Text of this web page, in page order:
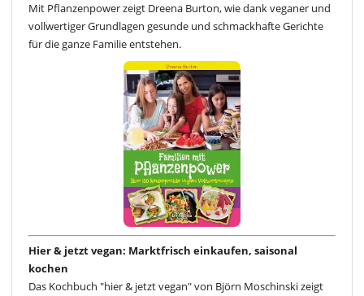
Mit Pflanzenpower zeigt Dreena Burton, wie dank veganer und
vollwertiger Grundlagen gesunde und schmackhafte Gerichte
für die ganze Familie entstehen.
Hier & jetzt vegan: Marktfrisch einkaufen, saisonal
kochen
Das Kochbuch "hier & jetzt vegan" von Björn Moschinski zeigt